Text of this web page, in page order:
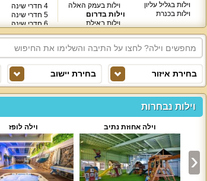
וילות בגליל עליון
וילות בכנרת
וילות בעמק האלה
וילות בדרום
וילות באילת
4 חדרי שינה
5 חדרי שינה
6 חדרי שינה
7 חדרי שינה
בחירת איזור בחירת יישוב
וילות נבחרות
וילה אחוזת נתיב וילה לופז